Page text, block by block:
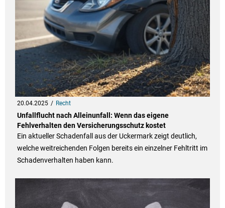
20.04.2025 Recht
Unfallflucht nach Alleinunfall: Wenn das eigene
Fehlverhalten den Versicherungsschutz kostet
Ein aktueller Schadenfall aus der Uckermark zeigt deutlich,
welche weitreichenden Folgen bereits ein einzelner Fehltritt im
Schadenverhalten haben kann.